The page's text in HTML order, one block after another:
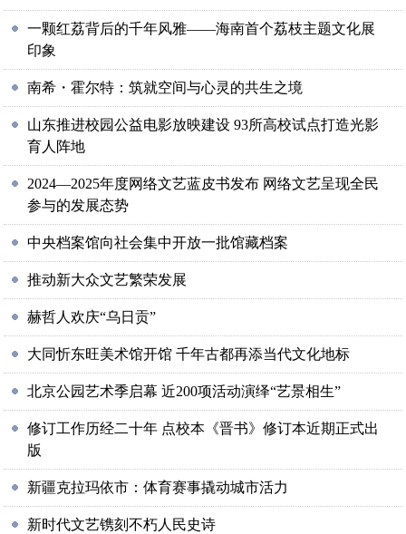
一颗红荔背后的千年风雅——海南首个荔枝主题文化展
印象
南希・霍尔特：筑就空间与心灵的共生之境
山东推进校园公益电影放映建设 93所高校试点打造光影
育人阵地
2024—2025年度网络文艺蓝皮书发布 网络文艺呈现全民
参与的发展态势
中央档案馆向社会集中开放一批馆藏档案
推动新大众文艺繁荣发展
赫哲人欢庆“乌日贡”
大同忻东旺美术馆开馆 千年古都再添当代文化地标
北京公园艺术季启幕 近200项活动演绎“艺景相生”
修订工作历经二十年 点校本《晋书》修订本近期正式出
版
新疆克拉玛依市：体育赛事撬动城市活力
新时代文艺镌刻不朽人民史诗